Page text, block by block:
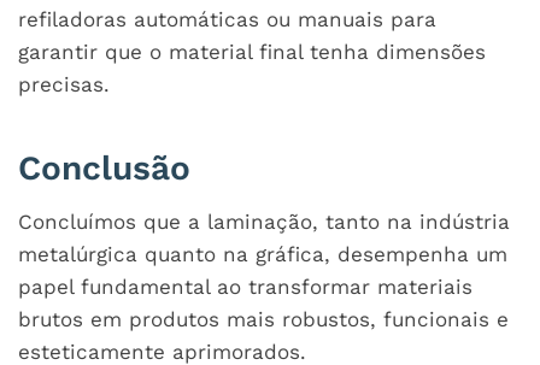
refiladoras automáticas ou manuais para
garantir que o material final tenha dimensões
precisas.
Conclusão
Concluímos que a laminação, tanto na indústria
metalúrgica quanto na gráfica, desempenha um
papel fundamental ao transformar materiais
brutos em produtos mais robustos, funcionais e
esteticamente aprimorados.